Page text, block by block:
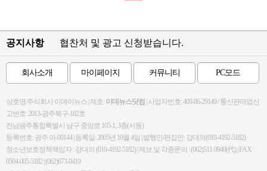
공지사항 협찬처 및 광고 신청받습니다.
회사소개 마이페이지 커뮤니티 PC모드
상호명:주식회사 이데이뉴스 | 제호: 이데뉴스닷컴 | 사업자번호: 409-86-29149 / 통신판매업신
고번호: 2013-광주북구-182호
전남광주통합특별시 남구 중앙로 105-1, 3층(서동)
등록번호: 광주 아-00144 | 등록일: 2005년 10월 4일 | 발행인/편집인: 강대의(010-4192-5182)
청소년보호정책책임자 : 강대의 (010-4192-5182) | 제보 및 각종문의 : (062)511-9949(代) | FAX :
0504-005-5182 | (062)673-0419